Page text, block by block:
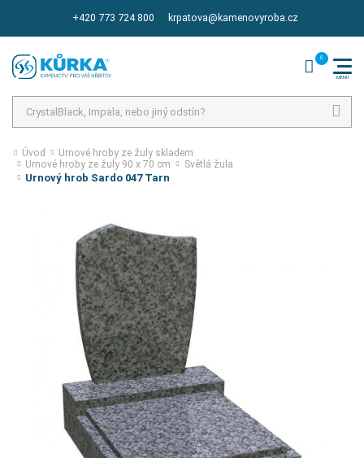
+420 773 724 800 krpatova@kamenovyroba.cz
Úvod
Urnové hroby ze žuly skladem
Urnové hroby ze žuly 90 x 70 cm
Světlá žula
Urnový hrob Sardo 047 Tarn